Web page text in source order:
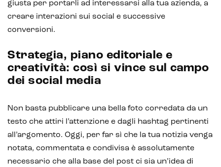
giusta per portarli ad interessarsi alla tua azienda, a
creare interazioni sui social e successive
conversioni.
Strategia, piano editoriale e
creatività: così si vince sul campo
dei social media
Non basta pubblicare una bella foto corredata da un
testo che attiri l’attenzione e dagli hashtag pertinenti
all’argomento. Oggi, per far sì che la tua notizia venga
notata, commentata e condivisa è assolutamente
necessario che alla base del post ci sia un’idea di